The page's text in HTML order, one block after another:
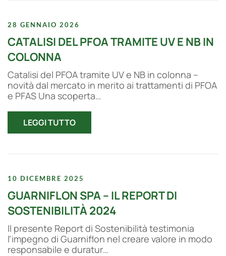
28 GENNAIO 2026
CATALISI DEL PFOA TRAMITE UV E NB IN
COLONNA
Catalisi del PFOA tramite UV e NB in colonna –
novità dal mercato in merito ai trattamenti di PFOA
e PFAS Una scoperta…
LEGGI TUTTO
10 DICEMBRE 2025
GUARNIFLON SPA – IL REPORT DI
SOSTENIBILITÀ 2024
Il presente Report di Sostenibilità testimonia
l’impegno di Guarniflon nel creare valore in modo
responsabile e duratur…